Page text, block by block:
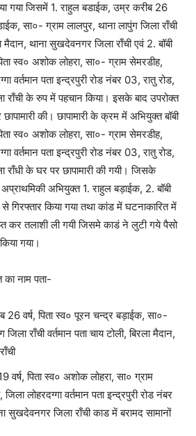
गया जिसमें 1. राहुल बडाईक, उम्र करीब 26
सा०- ग्राम लालपुर, थाना लापुंग जिला राँची
मैदान, थाना सुखदेवनगर जिला राँची एवं 2. बॉबी
स्व० अशोक लोहरा, सा०- ग्राम सेमरडीह,
वर्तमान पता इन्द्रपुरी रोड नंबर 03, रातु रोड,
के रुप में पहचान किया। इसके बाद उपरोक्त
छापामारी की। छापामारी के क्रम में अभियुक्त बॉबी
स्व० अशोक लोहरा, सा०- ग्राम सेमरडीह,
वर्तमान पता इन्द्रपुरी रोड नंबर 03, रातु रोड,
के घर पर छापामारी की गयी। जिसके
अभियुक्त 1. राहुल बड़ाईक, 2. बॉबी
से गिरफ्तार किया गया तथा कांड में घटनाकारित में
कर तलाशी ली गयी जिसमे काडं ने लुटी गये पैसो
गया।
का नाम पता-
26 वर्ष, पिता स्व० पूरन चन्द्र बड़ाईक, सा०-
राँची वर्तमान पता चाय टोली, बिरला मैदान,
वर्ष, पिता स्व० अशोक लोहरा, सा० ग्राम
लोहरदग्गा वर्तमान पता इन्द्रपुरी रोड नंबर
सुखदेवनगर जिला राँची काड में बरामद सामानों